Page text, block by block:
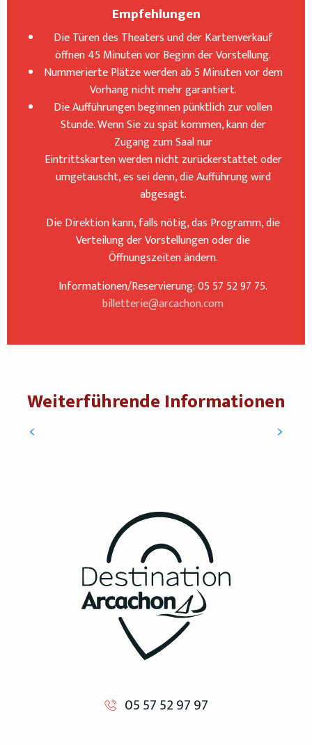
Empfehlungen
Die Türen des Theaters und der Kartenverkauf
öffnen 45 Minuten vor Beginn der Vorstellung.
Nummerierte Plätze werden ab 5 Minuten vor dem
Vorhang nicht mehr garantiert.
Die Aufführungen beginnen pünktlich zur vollen
Stunde. Wenn Sie zu spät kommen, kann der
Zugang zum Saal nur
Eintrittskarten werden nicht zurückerstattet oder
umgetauscht, es sei denn, die Aufführung wird
abgesagt.
Die Direktion kann, falls nötig, das Programm, die
Verteilung der Vorstellungen oder die
Öffnungszeiten ändern.
Informationen/Reservierung: 05 57 52 97 75.
billetterie@arcachon.com
Weiterführende Informationen
05 57 52 97 97